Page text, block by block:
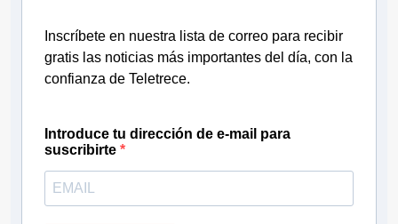
Inscríbete en nuestra lista de correo para recibir
gratis las noticias más importantes del día, con la
confianza de Teletrece.
Introduce tu dirección de e-mail para
suscribirte